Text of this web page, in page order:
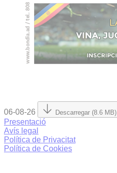
06-08-26 Descarregar (8.6 MB)
Presentació
Avís legal
Política de Privacitat
Política de Cookies